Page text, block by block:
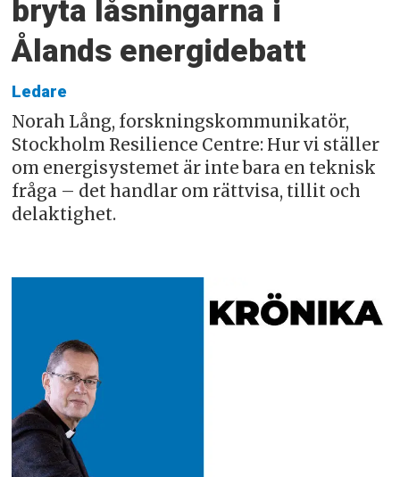
bryta låsningarna i
Ålands energidebatt
Ledare
Norah Lång, forskningskommunikatör,
Stockholm Resilience Centre: Hur vi ställer
om energisystemet är inte bara en teknisk
fråga – det handlar om rättvisa, tillit och
delaktighet.